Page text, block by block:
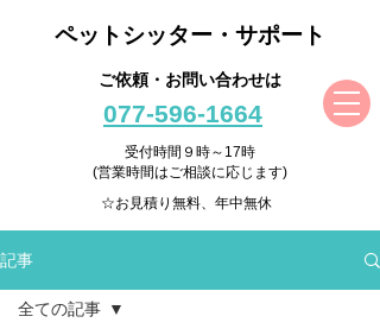
ペットシッター・サポート
ご依頼・お問い合わせは
077-596-1664
受付時間９時～17時
(営業時間はご相談に応じます)
☆お見積り無料、年中無休
記事
全ての記事